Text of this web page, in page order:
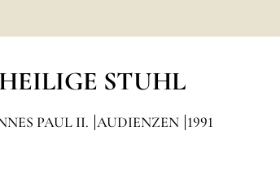
HEILIGE STUHL
PAUL II. AUDIENZEN 1991